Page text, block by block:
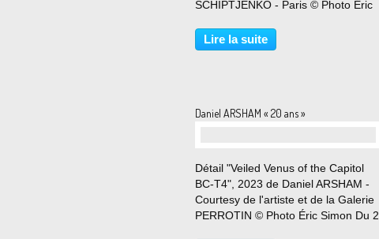
SCHIPTJENKO - Paris © Photo Éric
2023 Au cours de plus de trois
décennies, Hapaska a créé une
Lire la suite
Daniel ARSHAM « 20 ans »
Détail "Veiled Venus of the Capitol
BC-T4", 2023 de Daniel ARSHAM -
Courtesy de l'artiste et de la Galerie
PERROTIN © Photo Éric Simon Du 2